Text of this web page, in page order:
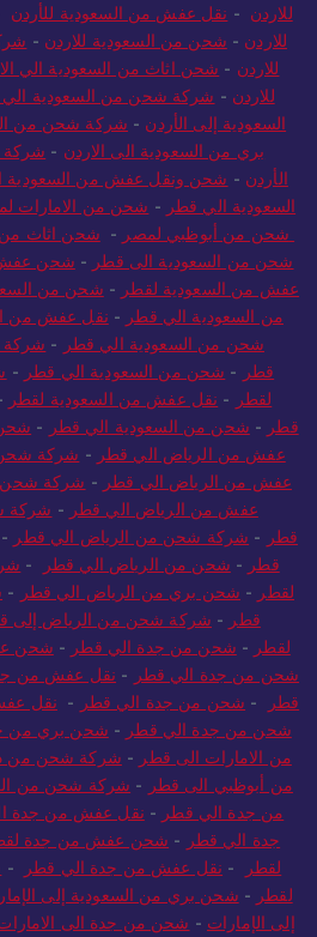
للاردن - نقل عفش من السعودية للأردن
للاردن - شحن من السعودية للاردن -
للاردن - شحن اثاث من السعودية الي
للاردن - شركة شحن من السعودية الي
السعودية إلى الأردن - شركة شحن من
بري من السعودية الى الاردن - شركة
الأردن - شحن ونقل عفش من السعودية
السعودية الي قطر - شحن من الامارات
شحن من أبوظبي لمصر - شحن اثاث من
شحن من السعودية الى قطر - شحن عفش
عفش من السعودية لقطر - شحن من
من السعودية الي قطر - نقل عفش من
شحن من السعودية الي قطر - شركة
قطر - شحن من السعودية الي قطر -
لقطر - نقل عفش من السعودية لقطر
قطر - شحن من السعودية الي قطر -
عفش من الرياض الي قطر - شركة
عفش من الرياض الي قطر - شركة شحن
عفش من الرياض الي قطر - شركة
قطر - شركة شحن من الرياض الي قطر -
قطر - شحن من الرياض الي قطر -
لقطر - شحن بري من الرياض الي قطر -
قطر - شركة شحن من الرياض إلى
لقطر - شحن من جدة الي قطر - شحن
شحن من جدة الي قطر - نقل عفش من
قطر
- شحن من جدة الي قطر - نقل
شحن من جدة الي قطر - شحن بري من
من الامارات الى قطر - شركة شحن من
من أبوظبي الى قطر - شركة شحن من
من جدة الي قطر - نقل عفش من جدة
جدة الي قطر - شحن عفش من جدة
لقطر
- نقل عفش من جدة الي قطر -
لقطر - شحن بري من السعودية إلى
إلى الإمارات - شحن من جدة الى